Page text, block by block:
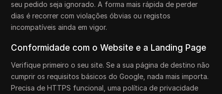
seu pedido seja ignorado. A forma mais rápida de perder
dias é recorrer com violações óbvias ou registos
incompatíveis ainda em vigor.
Conformidade com o Website e a Landing Page
Verifique primeiro o seu site. Se a sua página de destino não
cumprir os requisitos básicos do Google, nada mais importa.
Precisa de HTTPS funcional, uma política de privacidade